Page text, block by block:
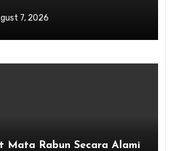
7, 2026
Mata Rabun Secara Alami